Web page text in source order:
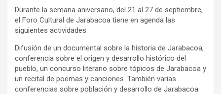
Durante la semana aniversario, del 21 al 27 de septiembre,
el Foro Cultural de Jarabacoa tiene en agenda las
siguientes actividades:
Difusión de un documental sobre la historia de Jarabacoa,
conferencia sobre el origen y desarrollo histórico del
pueblo, un concurso literario sobre tópicos de Jarabacoa y
un recital de poemas y canciones. También varias
conferencias sobre población y desarrollo de Jarabacoa